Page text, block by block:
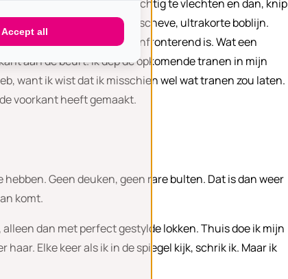
begint mijn haar voorzichtig te vlechten en dan, knip
Ik kijk naar de foeilelijke, scheve, ultrakorte boblijn.
zodat het minder confronterend is. Wat een
aan de beurt. Ik dep de opkomende tranen in mijn
want ik wist dat ik misschien wel wat tranen zou laten.
voorkant heeft gemaakt.
Geen deuken, geen rare bulten. Dat is dan weer
komt.
dan met perfect gestylde lokken. Thuis doe ik mijn
Elke keer als ik in de spiegel kijk, schrik ik. Maar ik
Accept all